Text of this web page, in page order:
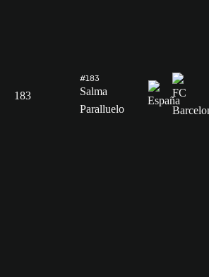
183
#183
Salma
Paralluelo